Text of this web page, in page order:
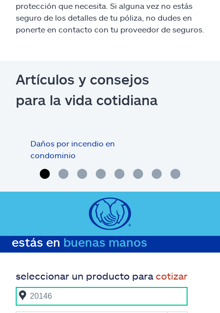
protección que necesita. Si alguna vez no estás
seguro de los detalles de tu póliza, no dudes en
ponerte en contacto con tu proveedor de seguros.
Artículos y consejos
para la vida cotidiana
Daños por incendio en
condominio
estás en buenas manos
seleccionar un producto para cotizar